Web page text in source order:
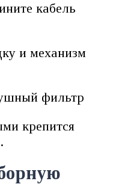
кабель
и механизм
фильтр
крепится